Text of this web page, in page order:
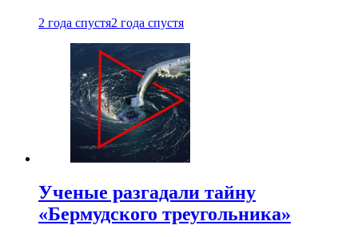
2 года спустя2 года спустя
Ученые разгадали тайну
«Бермудского треугольника»